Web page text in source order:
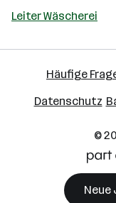
Leiter Wäscherei
Häufige
Datenschutz
©
Neue